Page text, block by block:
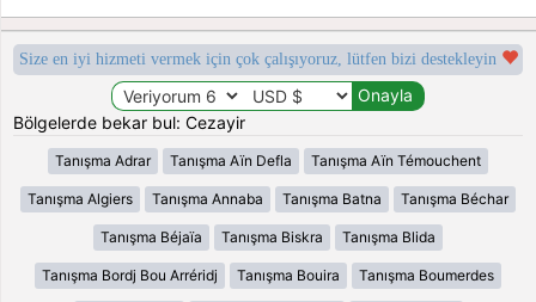
Size en iyi hizmeti vermek için çok çalışıyoruz, lütfen bizi destekleyin
Bölgelerde bekar bul: Cezayir
Tanışma Adrar Tanışma Aïn Defla Tanışma Aïn Témouchent
Tanışma Algiers Tanışma Annaba Tanışma Batna Tanışma Béchar
Tanışma Béjaïa Tanışma Biskra Tanışma Blida
Tanışma Bordj Bou Arréridj Tanışma Bouira Tanışma Boumerdes